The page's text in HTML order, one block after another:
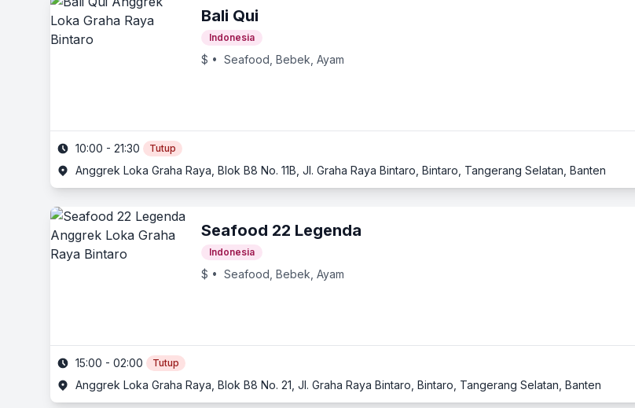
Bali Qui
Indonesia
$ • Seafood, Bebek, Ayam
10:00 - 21:30 Tutup
Anggrek Loka Graha Raya, Blok B8 No. 11B, Jl. Graha Raya Bintaro, Bintaro, Tangerang Selatan, Banten
Seafood 22 Legenda
Indonesia
$ • Seafood, Bebek, Ayam
15:00 - 02:00 Tutup
Anggrek Loka Graha Raya, Blok B8 No. 21, Jl. Graha Raya Bintaro, Bintaro, Tangerang Selatan, Banten